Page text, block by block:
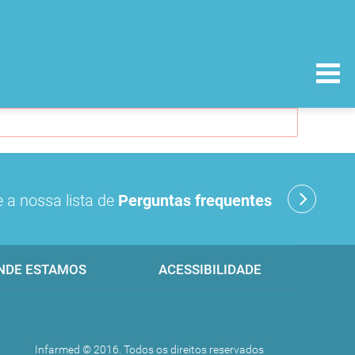
a nossa lista de Perguntas frequentes
ESTAMOS ACESSIBILIDADE
Infarmed © 2016. Todos os direitos reservados